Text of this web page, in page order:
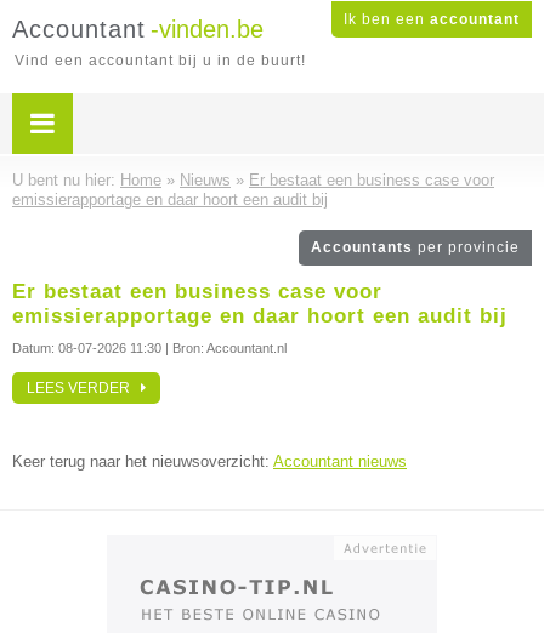
Ik ben een accountant
Accountant -vinden.be
Vind een accountant bij u in de buurt!
U bent nu hier: Home » Nieuws » Er bestaat een business case voor
emissierapportage en daar hoort een audit bij
Accountants per provincie
Er bestaat een business case voor
emissierapportage en daar hoort een audit bij
Datum: 08-07-2026 11:30 | Bron: Accountant.nl
LEES VERDER
Keer terug naar het nieuwsoverzicht: Accountant nieuws